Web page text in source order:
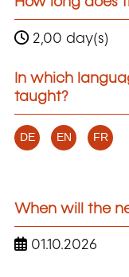
2,00 day(s)
In which
taught?
DE EN FR
When will the
01.10.2026